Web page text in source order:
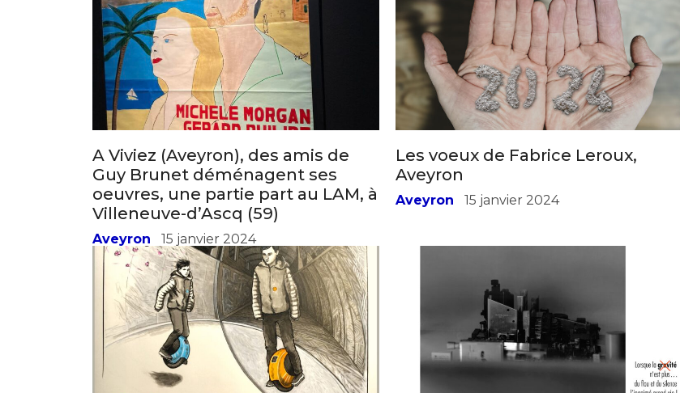
Nom
Prénom
Adresse email*
Nom
A Viviez (Aveyron), des amis de
Guy Brunet déménagent ses
oeuvres, une partie part au LAM, à
Villeneuve-d’Ascq (59)
Aveyron 15 janvier 2024
Les voeux de Fabrice Leroux,
Aveyron
Aveyron 15 janvier 2024